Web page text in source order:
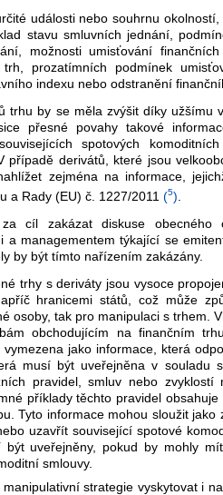
události nebo souhrnu
stavu smluvních jednání,
možnosti umisťování
prozatímních podmínek
indexu nebo odstranění
trhu by se měla zvýšit díky užšímu
přesné povahy takové
spotových
případě derivátů, které jsou
zejména na informace,
a Rady (EU) č. 1227/2011 (5)
cíl zakázat diskuse
a managementem týkající se
by být tímto nařízením zakázány.
trhy s deriváty jsou vysoce
hranicemi států, což může
osoby, tak pro manipulaci s trhem.
obchodujícím na finančním
jako informace, která
musí být uveřejněna v souladu
pravidel, smluv nebo
příklady těchto pravidel
Tyto informace mohou sloužit
uzavřít související spotové
být uveřejněny, pokud by mohly
smlouvy.
strategie vyskytovat i